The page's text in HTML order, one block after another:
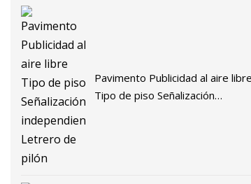
Pavimento Publicidad al aire libre
Tipo de piso Señalización